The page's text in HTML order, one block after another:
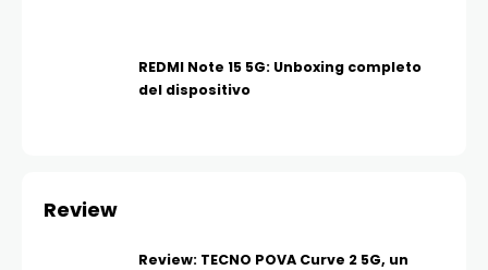
REDMI Note 15 5G: Unboxing completo
del dispositivo
Review
Review: TECNO POVA Curve 2 5G, un